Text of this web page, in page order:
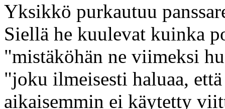
Yksikkö purkautuu
Siellä he kuulevat kuinka
"mistäköhän ne viimeksi
"joku ilmeisesti haluaa,
aikaisemmin ei käytetty